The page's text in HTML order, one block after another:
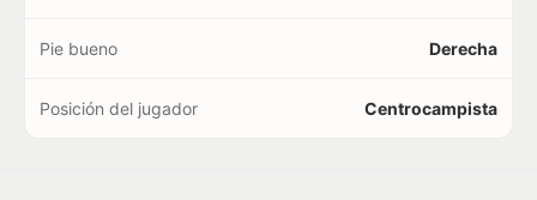
Pie bueno Derecha
Posición del jugador Centrocampista